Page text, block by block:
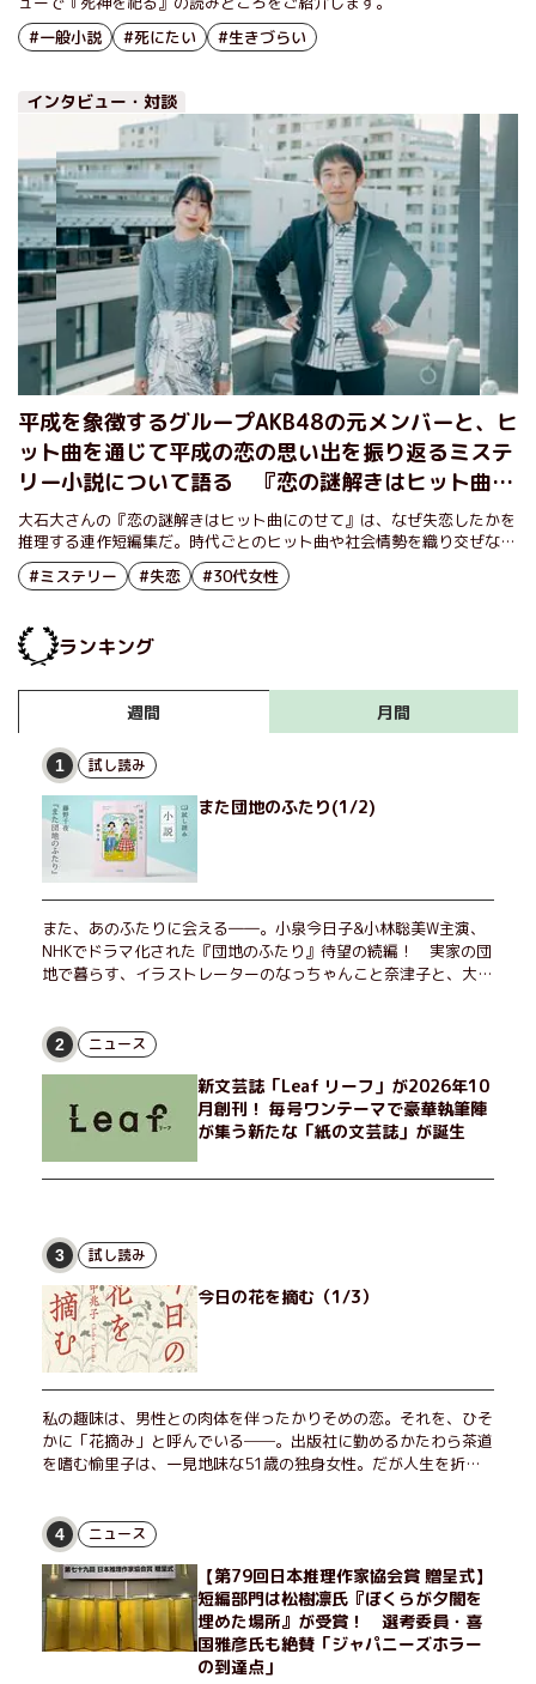
#一般小説
#死にたい #生きづらい
インタビュー・対談
平成を象徴するグループAKB48の元メンバーと、ヒ
ット曲を通じて平成の恋の思い出を振り返るミステ
リー小説について語る 『恋の謎解きはヒット曲に
のせて』北原里英×大石大（前編）
大石大さんの『恋の謎解きはヒット曲にのせて』は、なぜ失恋したかを
推理する連作短編集だ。時代ごとのヒット曲や社会情勢を織り交ぜなが
ら、物語は展開されていくが、そのなかにAKB48の大ヒット曲『フライ
ングゲット』も入っている。今回は選抜メンバーとして同曲を歌った元
優・北原里英さんをお招きして大石さんと対談していただいた。
#ミステリー #失恋 #30代女性
ランキング
週間 月間
1 試し読み
また団地のふたり(1/2)
また、あのふたりに会える――。小泉今日子&小林聡美W主演、
NHKでドラマ化された『団地のふたり』待望の続編！ 実家の団
地で暮らす、イラストレーターのなっちゃんこと奈津子と、大学
げたり、部屋でふたりだけの「台湾映画祭」を催したり。50代
独身、幼なじみの変わらぬ友情とささやかな幸せの日々を描く。
2 ニュース
新文芸誌「Leaf リーフ」が2026年10
月創刊！ 毎号ワンテーマで豪華執筆陣
が集う新たな「紙の文芸誌」が誕生
3 試し読み
今日の花を摘む（1/3）
私の趣味は、男性との肉体を伴ったかりそめの恋。それを、ひそ
かに「花摘み」と呼んでいる──。出版社に勤めるかたわら茶道
を嗜む愉里子は、一見地味な51歳の独身女性。だが人生を折り
せる男が現れた。茶の湯の粋人、70歳の万江島だ。だが彼に
は、ある秘密があった……。自分の心と身体を偽らない女たちの
姿と、その連帯を描く。赤裸々にして切実な、セクシュアリティ
をめぐる物語。
4 ニュース
【第79回日本推理作家協会賞 贈呈式】
短編部門は松樹凛氏『ぼくらが夕闇を
埋めた場所』が受賞！ 選考委員・喜
国雅彦氏も絶賛「ジャパニーズホラー
の到達点」